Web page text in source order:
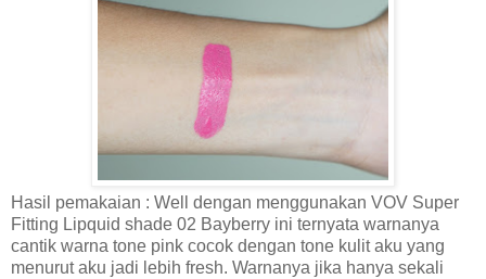
Hasil pemakaian : Well dengan menggunakan VOV Super
Fitting Lipquid shade 02 Bayberry ini ternyata warnanya
cantik warna tone pink cocok dengan tone kulit aku yang
menurut aku jadi lebih fresh. Warnanya jika hanya sekali